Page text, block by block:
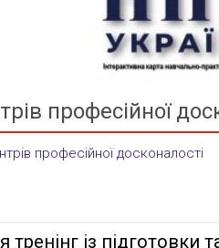
професійної
професійної досконалості
тренінг із підготовки